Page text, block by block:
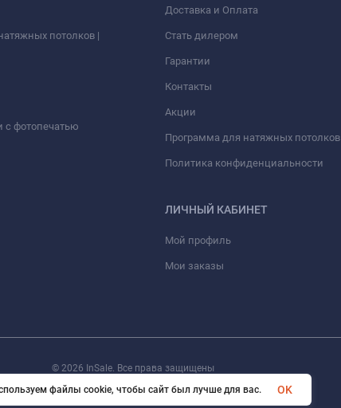
потолков |
с фотопечатью
Доставка и Оплата
Стать дилером
Гарантии
Контакты
Акции
Программа для натяжных потолков
Политика конфиденциальности
ЛИЧНЫЙ КАБИНЕТ
Мой профиль
Мои заказы
© 2026 InSale. Все права защищены
файлы cookie, чтобы сайт был лучше для вас.
OK